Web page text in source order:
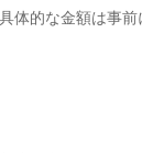
体的な金額は事